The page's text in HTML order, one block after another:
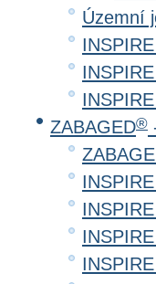
Územní
ZABAGED®